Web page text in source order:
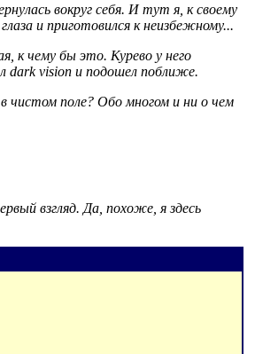
вокруг себя. И тут я, к своему
и приготовился к неизбежному...
к чему бы это. Курево у него
dark vision и подошел поближе.
чистом поле? Обо многом и ни о чем
взгляд. Да, похоже, я здесь